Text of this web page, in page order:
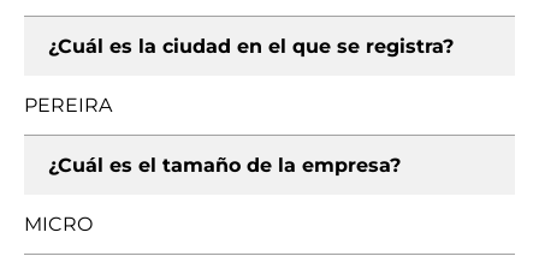
¿Cuál es la ciudad en el que se registra?
PEREIRA
¿Cuál es el tamaño de la empresa?
MICRO